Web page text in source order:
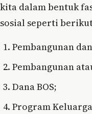
kita dalam bentuk
sosial seperti
Pembangunan
Pembangunan
Dana BOS;
Program